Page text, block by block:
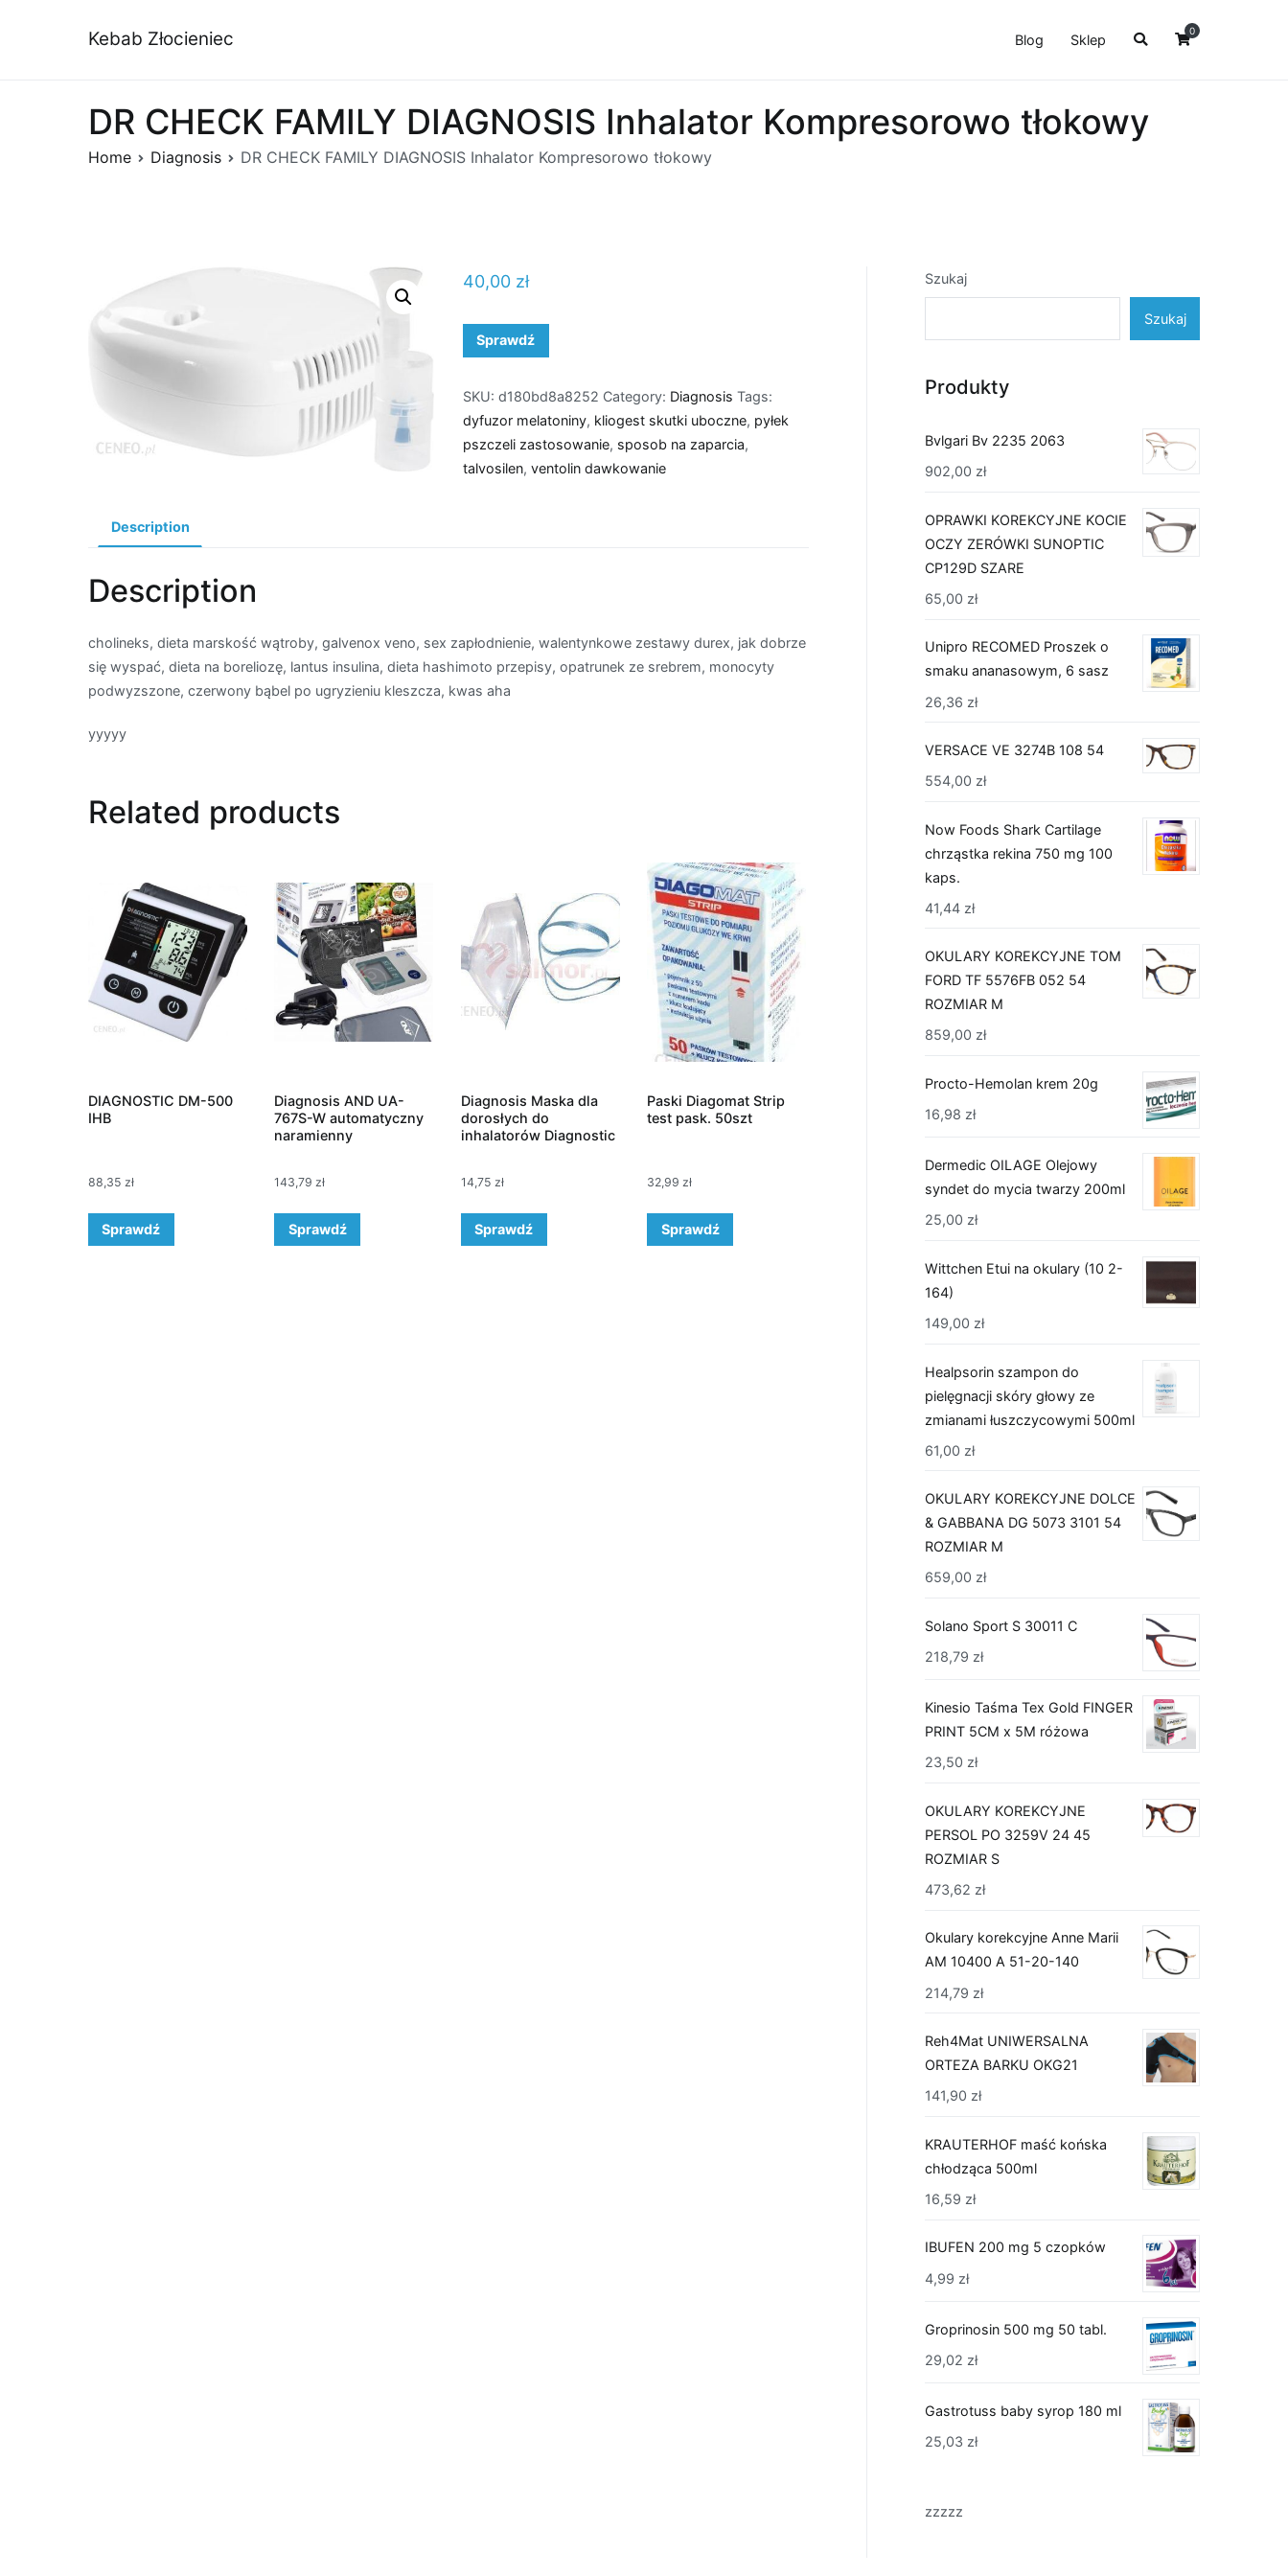
Kebab Złocieniec Blog Sklep
0
DR CHECK FAMILY DIAGNOSIS Inhalator Kompresorowo tłokowy
Home Diagnosis DR CHECK FAMILY DIAGNOSIS Inhalator Kompresorowo tłokowy
40,00 zł
Sprawdź
SKU:d180bd8a8252 Category: Diagnosis Tags:
dyfuzor melatoniny, kliogest skutki uboczne, pyłek
pszczeli zastosowanie, sposob na zaparcia,
talvosilen,ventolin dawkowanie
Description
Description
cholineks, dieta marskość wątroby, galvenox veno, sex zapłodnienie, walentynkowe zestawy durex, jak dobrze
się wyspać, dieta na boreliozę, lantus insulina, dieta hashimoto przepisy, opatrunek ze srebrem, monocyty
podwyzszone, czerwony bąbel po ugryzieniu kleszcza, kwas aha
yyyyy
Related products
DIAGNOSTIC DM-500
IHB
88,35 zł
Sprawdź
Diagnosis AND UA-
767S-W automatyczny
naramienny
143,79zł
Sprawdź
Diagnosis Maska dla
dorosłych do
inhalatorów Diagnostic
14,75 zł
Sprawdź
Paski Diagomat Strip
test pask. 50szt
32,99zł
Sprawdź
Szukaj
Szukaj
Produkty
Bvlgari Bv 2235 2063
902,00 zł
OPRAWKI KOREKCYJNE KOCIE
OCZY ZERÓWKI SUNOPTIC
CP129D SZARE
65,00 zł
Unipro RECOMED Proszek o
smaku ananasowym, 6 sasz
26,36 zł
VERSACE VE 3274B 108 54
554,00 zł
Now Foods Shark Cartilage
chrząstka rekina 750 mg 100
kaps.
41,44 zł
OKULARY KOREKCYJNE TOM
FORD TF 5576FB 052 54
ROZMIAR M
859,00 zł
Procto-Hemolan krem 20g
16,98 zł
Dermedic OILAGE Olejowy
syndet do mycia twarzy 200ml
25,00 zł
Wittchen Etui na okulary (10 2-
164)
149,00 zł
Healpsorin szampon do
pielęgnacji skóry głowy ze
zmianami łuszczycowymi 500ml
61,00 zł
OKULARY KOREKCYJNE DOLCE
& GABBANA DG 5073 3101 54
ROZMIAR M
659,00 zł
Solano Sport S 30011 C
218,79 zł
Kinesio Taśma Tex Gold FINGER
PRINT 5CM x 5M różowa
23,50 zł
OKULARY KOREKCYJNE
PERSOL PO 3259V 24 45
ROZMIAR S
473,62 zł
Okulary korekcyjne Anne Marii
AM 10400 A 51-20-140
214,79 zł
Reh4Mat UNIWERSALNA
ORTEZA BARKU OKG21
141,90 zł
KRAUTERHOF maść końska
chłodząca 500ml
16,59 zł
IBUFEN 200 mg 5 czopków
4,99 zł
Groprinosin 500 mg 50 tabl.
29,02 zł
Gastrotuss baby syrop 180 ml
25,03 zł
zzzzz